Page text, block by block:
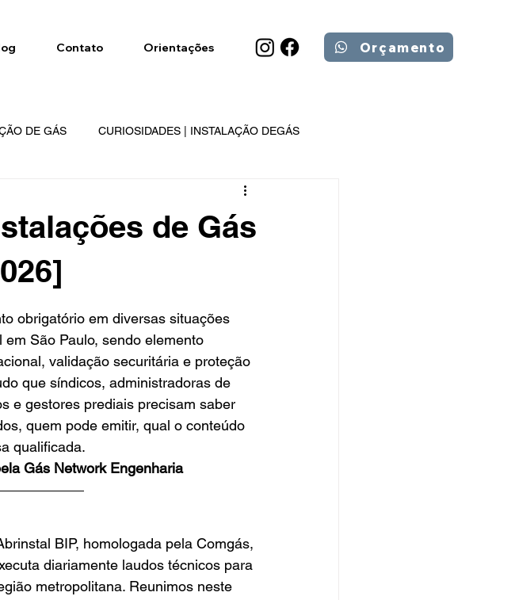
Contato Orientações Orçamento
DE GÁS CURIOSIDADES | INSTALAÇÃO DEGÁS
de Gás
obrigatório em diversas situações
São Paulo, sendo elemento
validação securitária e proteção
que síndicos, administradoras de
e gestores prediais precisam saber
quem pode emitir, qual o conteúdo
qualificada.
Gás Network Engenharia
BIP, homologada pela Comgás,
diariamente laudos técnicos para
metropolitana. Reunimos neste